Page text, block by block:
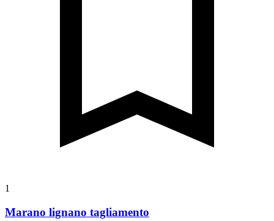
1
Marano lignano tagliamento